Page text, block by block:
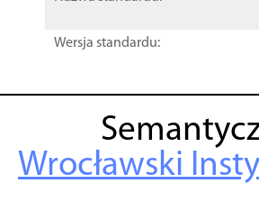
Wersja standardu:
Wrocławski